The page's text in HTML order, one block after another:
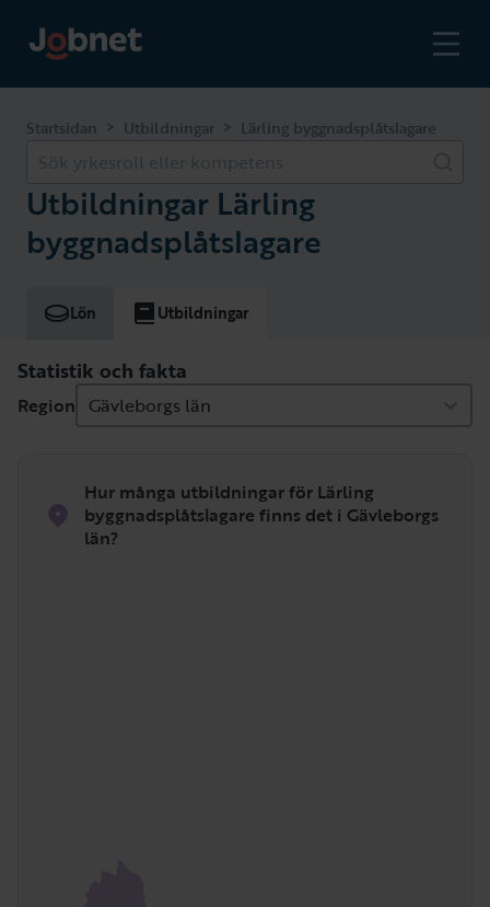
Startsidan > Utbildningar > Lärling byggnadsplåtslagare
Utbildningar Lärling
byggnadsplåtslagare
Lön Utbildningar
Statistik och fakta
Region Gävleborgs län
Hur många utbildningar för Lärling
byggnadsplåtslagare finns det i Gävleborgs
län?